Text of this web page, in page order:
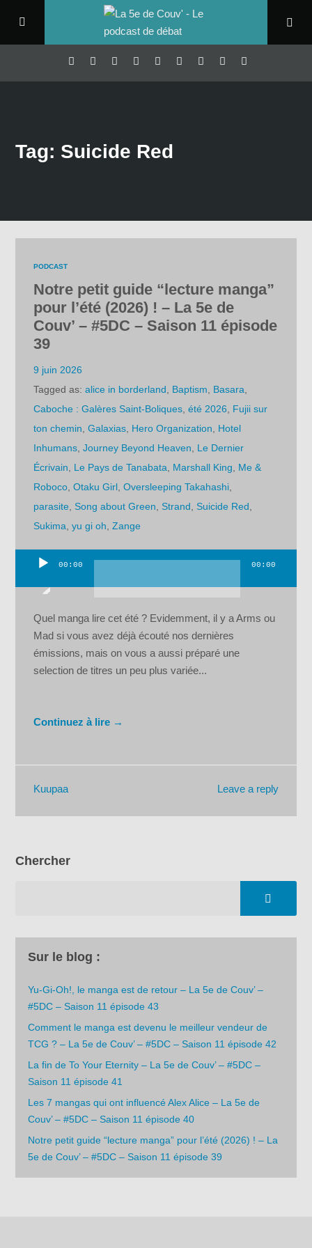
Tag: Suicide Red
PODCAST
Notre petit guide “lecture manga”
pour l’été (2026) ! – La 5e de
Couv’ – #5DC – Saison 11 épisode
39
9 juin 2026
Tagged as:alice in borderland Baptism Basara
Caboche : Galères Saint-Boliques ,été 2026
Fujii sur
ton chemin ,Galaxias Hero Organization
Hotel
Inhumans ,Journey Beyond Heaven
Le Dernier
Écrivain
Le Pays de Tanabata Marshall King
Me &
Roboco ,Otaku Girl ,Oversleeping Takahashi
parasite ,Song about Green ,Strand ,Suicide Red
Sukima ,yu gi oh ,Zange
00:00 00:00
Quel manga lire cet été ? Evidemment, il y a Arms ou
Mad si vous avez déjà écouté nos dernières
émissions, mais on vous a aussi préparé une
selection de titres un peu plus variée...
Continuez à lire →
Leave a reply
Kuupaa
Chercher
Sur le blog :
Yu-Gi-Oh!, le manga est de retour – La 5e de Couv’ –
#5DC – Saison 11 épisode 43
Comment le manga est devenu le meilleur vendeur de
TCG ? – La 5e de Couv’ – #5DC – Saison 11 épisode 42
La fin de To Your Eternity – La 5e de Couv’ – #5DC –
Saison 11 épisode 41
Les 7 mangas qui ont influencé Alex Alice – La 5e de
Couv’ – #5DC – Saison 11 épisode 40
Notre petit guide “lecture manga” pour l’été (2026) ! – La
5e de Couv’ – #5DC – Saison 11 épisode 39